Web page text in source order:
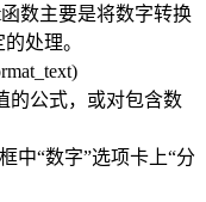
数主要是将数字转换
处理。
公式，或对包含数
中“数字”选项卡上“分